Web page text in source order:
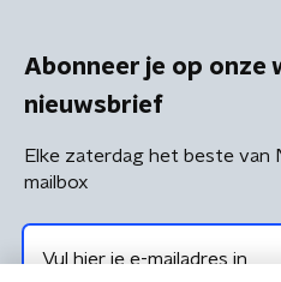
Abonneer je op onze
nieuwsbrief
Elke zaterdag het beste van
mailbox